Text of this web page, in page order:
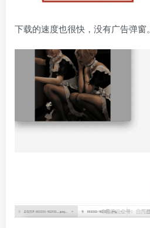
下载的速度也很快，没有广告弹窗。